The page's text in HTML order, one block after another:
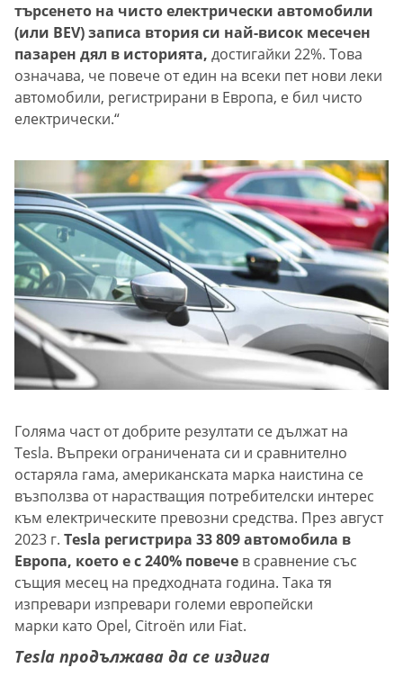
търсенето на чисто електрически автомобили
(или BEV) записа втория си най-висок месечен
пазарен дял в историята, достигайки 22%. Това
означава, че повече от един на всеки пет нови леки
автомобили, регистрирани в Европа, е бил чисто
електрически.“
Голяма част от добрите резултати се дължат на
Tesla. Въпреки ограничената си и сравнително
остаряла гама, американската марка наистина се
възползва от нарастващия потребителски интерес
към електрическите превозни средства. През август
2023 г. Tesla регистрира 33 809 автомобила в
Европа, което е с 240% повече в сравнение със
същия месец на предходната година. Така тя
изпревари изпревари големи европейски
марки като Opel, Citroën или Fiat.
Tesla продължава да се издига